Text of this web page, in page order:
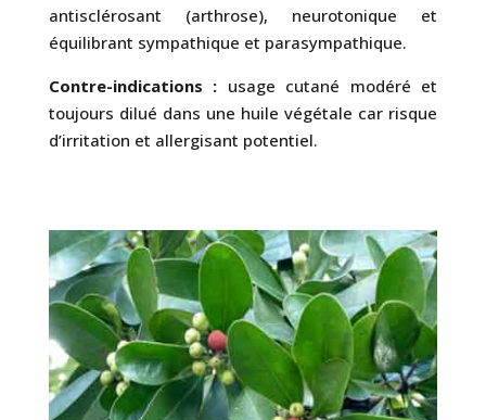
antisclérosant (arthrose), neurotonique et
équilibrant sympathique et parasympathique.
Contre-indications : usage cutané modéré et
toujours dilué dans une huile végétale car risque
d’irritation et allergisant potentiel.